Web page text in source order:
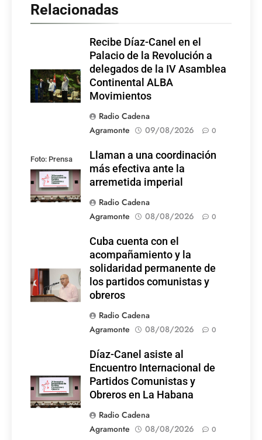
Relacionadas
Recibe Díaz-Canel en el
Palacio de la Revolución a
delegados de la IV Asamblea
Continental ALBA
Movimientos
Radio Cadena
Agramonte
09/08/2026 0
Foto: Prensa
Latina
Llaman a una coordinación
más efectiva ante la
arremetida imperial
Radio Cadena
Agramonte
08/08/2026 0
Cuba cuenta con el
acompañamiento y la
solidaridad permanente de
los partidos comunistas y
obreros
Radio Cadena
Agramonte
08/08/2026 0
Díaz-Canel asiste al
Encuentro Internacional de
Partidos Comunistas y
Obreros en La Habana
Radio Cadena
Agramonte
08/08/2026 0